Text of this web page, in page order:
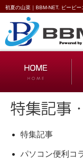
初夏の山菜｜BBM-NET. ビービ
特集記事
パソコン便利コ